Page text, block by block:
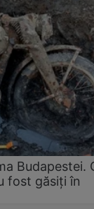
Budapestei.
fost găsiți în